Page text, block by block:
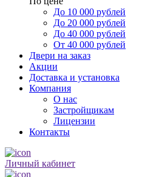
До 10 000 рублей
До 20 000 рублей
До 40 000 рублей
От 40 000 рублей
Двери на заказ
Акции
Доставка и установка
Компания
О нас
Застройщикам
Лицензии
Контакты
Личный кабинет